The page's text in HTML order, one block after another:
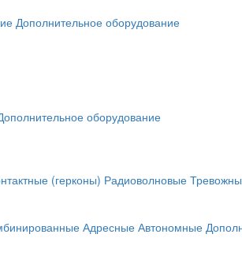
Дополнительное оборудование
оборудование
(герконы) Радиоволновые
Адресные Автономные